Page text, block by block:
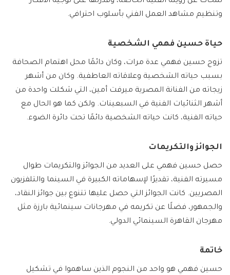
وتنظيم مشاهد العمل الفني بأسلوب احترافي.
حياة حسين فهمي الشخصية
تزوج حسين فهمي عدة مرات، وكان دائمًا محل اهتمام الصحافة
بسبب حياته الشخصية وعلاقاته العاطفية. وكان من أشهر
زيجاته من الفنانة المصرية ميرفت أمين، التي شكلت واحدة من
أشهر الثنائيات الفنية في السبعينات. ولكن كما هو الحال مع
حياته الفنية، كانت حياته الشخصية دائمًا تحت دائرة الضوء.
الجوائز والتكريمات
حصل حسين فهمي على العديد من الجوائز والتكريمات طوال
مسيرته الفنية، تقديرًا لإسهاماته الكبيرة في السينما والتلفزيون
المصريين. كانت الجوائز التي حصل عليها تتنوع بين جوائز النقاد،
والجمهور، فضلًا عن تكريمه في مهرجانات سينمائية بارزة مثل
مهرجان القاهرة السينمائي الدولي.
خاتمة
حسين فهمي هو واحد من النجوم الذين ساهموا في تشكيل